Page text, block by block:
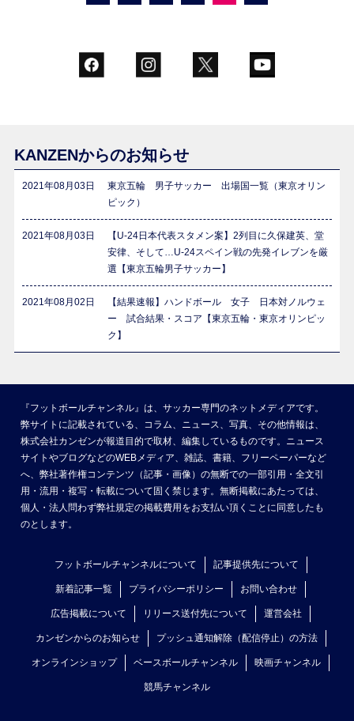
KANZENからのお知らせ
2021年08月03日
東京五輪 男子サッカー 出場国一覧（東京オリン
ピック）
2021年08月03日
【U-24日本代表スタメン案】2列目に久保建英、堂
安律、そして…U-24スペイン戦の先発イレブンを厳
選【東京五輪男子サッカー】
2021年08月02日
【結果速報】ハンドボール 女子 日本対ノルウェ
ー 試合結果・スコア【東京五輪・東京オリンピッ
ク】
『フットボールチャンネル』は、サッカー専門のネットメディアです。
弊サイトに記載されている、コラム、ニュース、写真、その他情報は、
株式会社カンゼンが報道目的で取材、編集しているものです。ニュース
サイトやブログなどのWEBメディア、雑誌、書籍、フリーペーパーなど
へ、弊社著作権コンテンツ（記事・画像）の無断での一部引用・全文引
用・流用・複写・転載について固く禁じます。無断掲載にあたっては、
個人・法人問わず弊社規定の掲載費用をお支払い頂くことに同意したも
のとします。
フットボールチャンネルについて 記事提供先について
新着記事一覧 プライバシーポリシー お問い合わせ
広告掲載について リリース送付先について 運営会社
カンゼンからのお知らせ プッシュ通知解除（配信停止）の方法
オンラインショップ ベースボールチャンネル 映画チャンネル
競馬チャンネル